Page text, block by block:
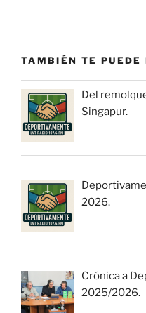
TAMBIÉN TE PUEDE
Del
Singapur.
2026.
Crónica a
2025/2026.